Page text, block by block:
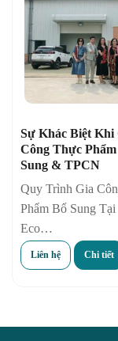
Sự Khác Biệt Khi
Công Thực
Sung & TPCN
Quy Trình Gia
Phẩm Bổ Sung
Eco
Thực Phẩm Bổ
Thực Phẩm Chức
Liên hệ Chi tiết